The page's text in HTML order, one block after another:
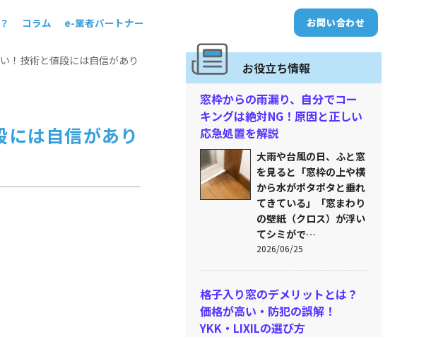
コラム e-業者パートナー お問い合わせ
！技術と値段には自信があり
は自信があり
お役立ち情報
窓枠からの雨漏り、自分でコー
キングは絶対NG！原因と正しい
応急処置を解説
大雨や台風の日、ふと窓
を見ると「窓枠の上や横
から水がポタポタと垂れ
てきている」「窓まわり
の壁紙（クロス）が浮い
てシミがで…
2026/06/25
格子入り窓のデメリットとは？
価格が高い・防犯の誤解！
YKK・LIXILの選び方